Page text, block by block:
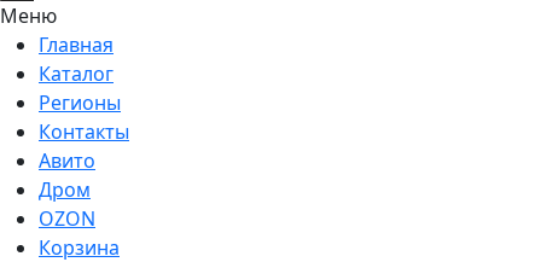
Меню
Главная
Каталог
Регионы
Контакты
Авито
Дром
OZON
Корзина